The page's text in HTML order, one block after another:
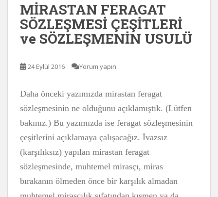
MİRASTAN FERAGAT
SÖZLEŞMESİ ÇEŞİTLERİ
ve SÖZLEŞMENİN USULÜ
24 Eylül 2016 Yorum yapın
Daha önceki yazımızda mirastan feragat
sözleşmesinin ne olduğunu açıklamıştık. (Lütfen
bakınız.) Bu yazımızda ise feragat sözleşmesinin
çeşitlerini açıklamaya çalışacağız. İvazsız
(karşılıksız) yapılan mirastan feragat
sözleşmesinde, muhtemel mirasçı, miras
bırakanın ölmeden önce bir karşılık almadan